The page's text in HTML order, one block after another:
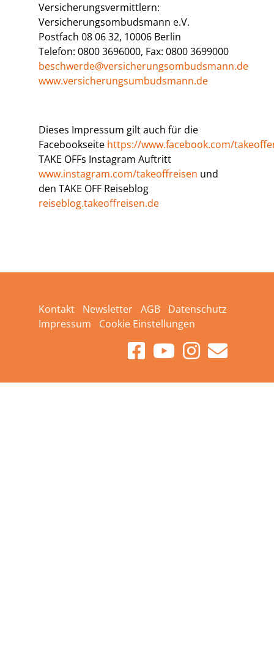
Versicherungsvermittlern:
Versicherungsombudsmann e.V.
Postfach 08 06 32, 10006 Berlin
Telefon: 0800 3696000, Fax: 0800 3699000
beschwerde@versicherungsombudsmann.de
www.versicherungsumbudsmann.de
Dieses Impressum gilt auch für die
Facebookseite https://www.facebook.com/
TAKE OFFs Instagram Auftritt
www.instagram.com/takeoffreisen und
den TAKE OFF Reiseblog
reiseblog.takeoffreisen.de
Kontakt Newsletter AGB
Datenschutz
Impressum
Cookie Einstellungen